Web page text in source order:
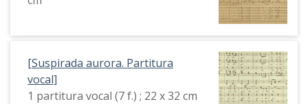
[Suspirada aurora. Partitura
vocal]
1 partitura vocal (7 f.) ; 22 x 32 cm